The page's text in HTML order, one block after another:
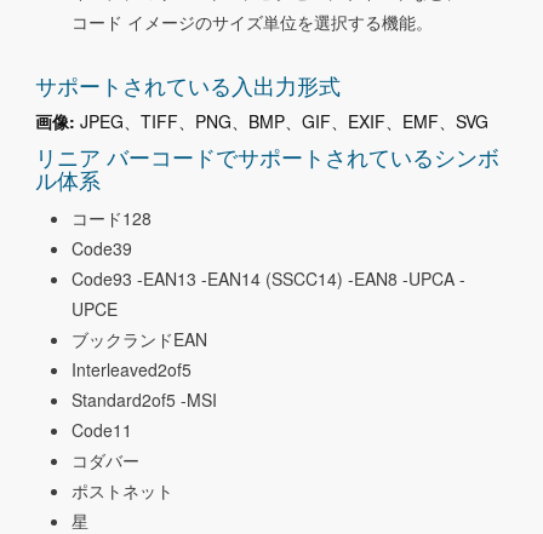
コード イメージのサイズ単位を選択する機能。
サポートされている入出力形式
画像: JPEG、TIFF、PNG、BMP、GIF、EXIF、EMF、SVG
リニア バーコードでサポートされているシンボ
ル体系
コード128
Code39
Code93 -EAN13 -EAN14 (SSCC14) -EAN8 -UPCA -
UPCE
ブックランドEAN
Interleaved2of5
Standard2of5 -MSI
Code11
コダバー
ポストネット
星